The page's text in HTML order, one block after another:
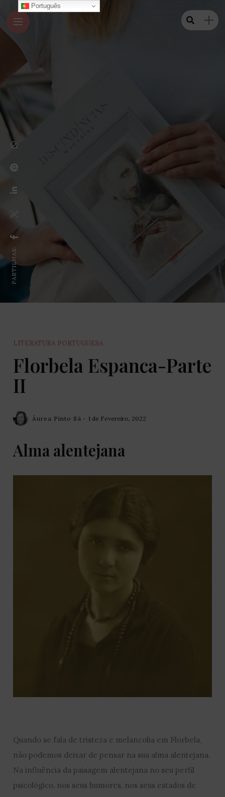
PARTILHAR:
LITERATURA PORTUGUESA
Florbela Espanca-Parte
II
Áurea Pinto Sá 1 de Fevereiro, 2022
Alma alentejana
Quando se fala de tristeza e melancolia em Florbela,
não podemos deixar de pensar na sua alma alentejana.
Na influência da paisagem alentejana no seu perfil
psicológico, nos seus humores, nos seus estados de
Português